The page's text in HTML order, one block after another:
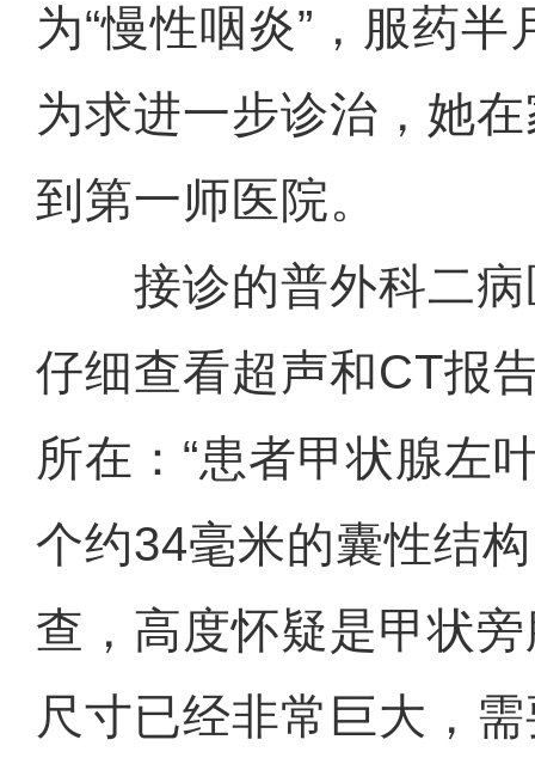
为“慢性咽炎”，服药
为求进一步诊治，她
到第一师医院。
接诊的普外科二病
仔细查看超声和CT报
所在：“患者甲状腺左
个约34毫米的囊性结
查，高度怀疑是甲状
尺寸已经非常巨大，